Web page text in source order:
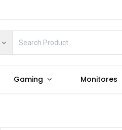
Gaming Monitores